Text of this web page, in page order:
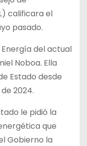
calificara el
pasado.
del actual
Noboa. Ella
Estado desde
2024.
le pidió la
que
Gobierno la